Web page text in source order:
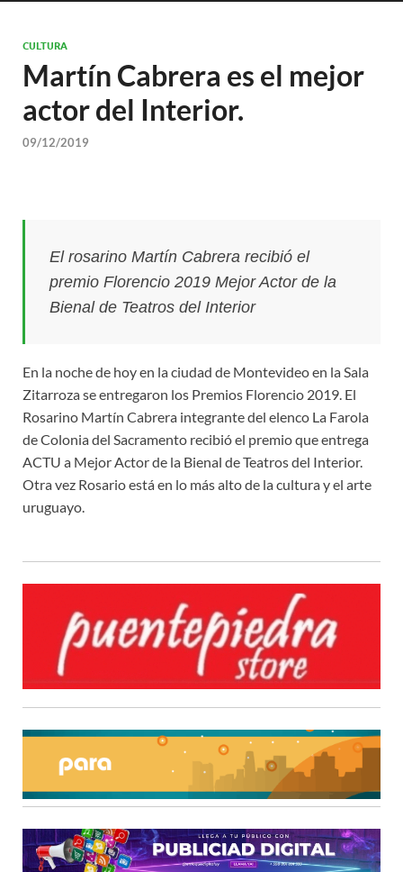
CULTURA
Martín Cabrera es el mejor
actor del Interior.
09/12/2019
El rosarino Martín Cabrera recibió el
premio Florencio 2019 Mejor Actor de la
Bienal de Teatros del Interior
En la noche de hoy en la ciudad de Montevideo en la Sala
Zitarroza se entregaron los Premios Florencio 2019. El
Rosarino Martín Cabrera integrante del elenco La Farola
de Colonia del Sacramento recibió el premio que entrega
ACTU a Mejor Actor de la Bienal de Teatros del Interior.
Otra vez Rosario está en lo más alto de la cultura y el arte
uruguayo.